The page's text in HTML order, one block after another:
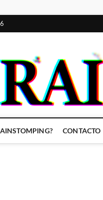
CONTACTO